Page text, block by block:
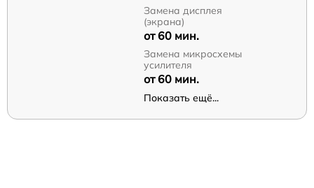
Замена дисплея
(экрана)
от 60 мин.
Замена микросхемы
усилителя
от 60 мин.
Показать ещё...